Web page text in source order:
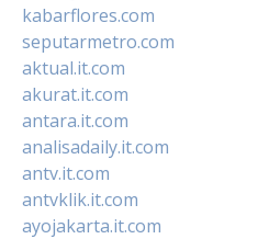
kabarflores.com
seputarmetro.com
aktual.it.com
akurat.it.com
antara.it.com
analisadaily.it.com
antv.it.com
antvklik.it.com
ayojakarta.it.com